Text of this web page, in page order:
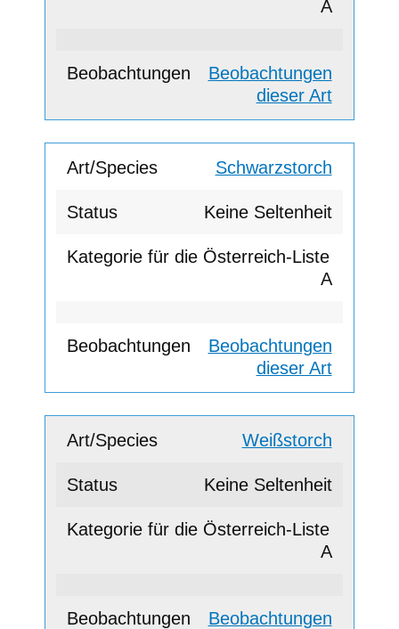
A
Beobachtungen
dieser Art
Schwarzstorch
Keine Seltenheit
A
Beobachtungen
dieser Art
Weißstorch
Keine Seltenheit
A
Beobachtungen